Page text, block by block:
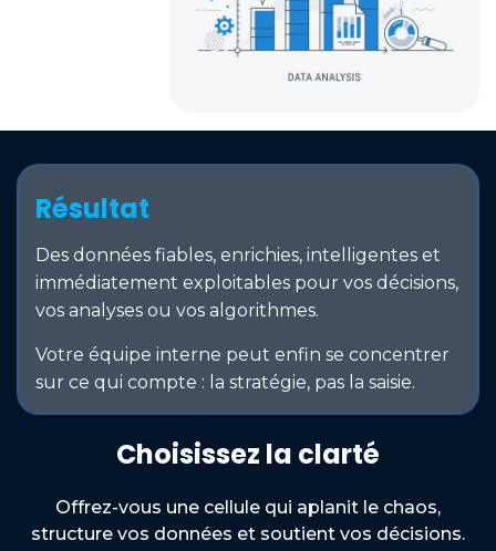
Résultat
Des données fiables, enrichies, intelligentes et
immédiatement exploitables pour vos décisions,
vos analyses ou vos algorithmes.
Votre équipe interne peut enfin se concentrer
sur ce qui compte : la stratégie, pas la saisie.
Choisissez la clarté
Offrez-vous une cellule qui aplanit le chaos,
structure vos données et soutient vos décisions.